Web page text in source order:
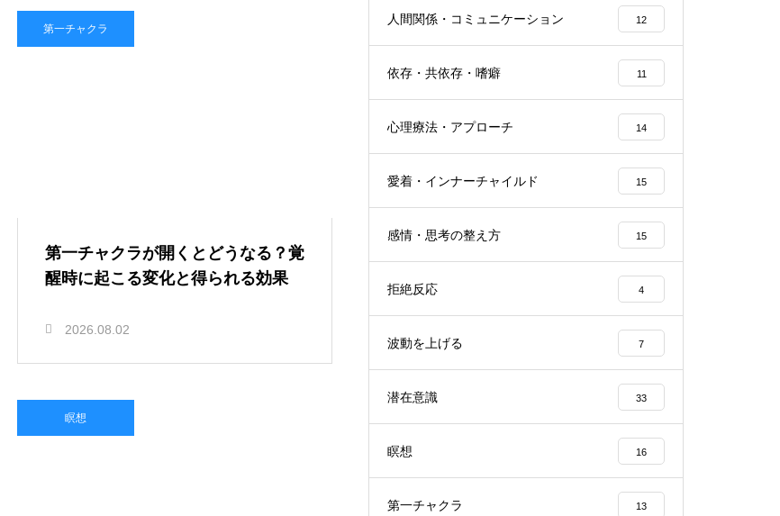
第一チャクラ
第一チャクラが開くとどうなる？覚
醒時に起こる変化と得られる効果
2026.08.02
瞑想
人間関係・コミュニケーション 12
依存・共依存・嗜癖 11
心理療法・アプローチ 14
愛着・インナーチャイルド 15
感情・思考の整え方 15
拒絶反応 4
波動を上げる 7
潜在意識 33
瞑想 16
第一チャクラ 13